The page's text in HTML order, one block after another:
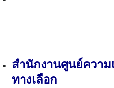
สำนักงานศูนย์ความ
ทางเลือก